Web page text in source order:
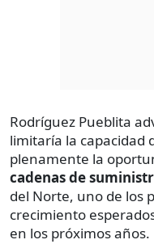
Rodríguez Pueblita
limitaría la capacidad
plenamente la
cadenas de
del Norte, uno de los
crecimiento
en los próximos años.